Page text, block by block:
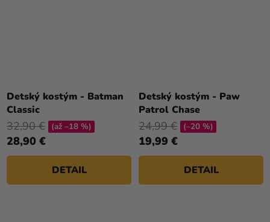
Detský kostým - Batman
Classic
28,90 €
32,90 € (až –18 %)
DETAIL
Detský kostým - Paw
Patrol Chase
19,99 €
24,99 € (–20 %)
DETAIL